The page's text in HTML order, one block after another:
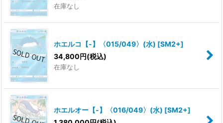
在庫なし
ホエルコ【-】〈015/049〉(水) [SM2+]
34,800円(税込)
在庫なし
ホエルオー【-】〈016/049〉(水) [SM2+]